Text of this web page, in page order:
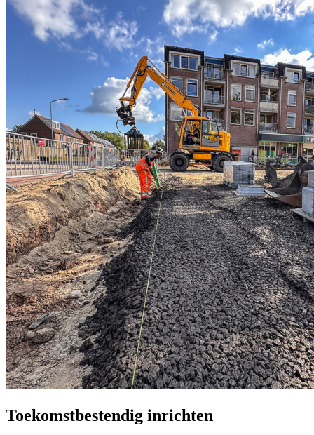
Toekomstbestendig inrichten